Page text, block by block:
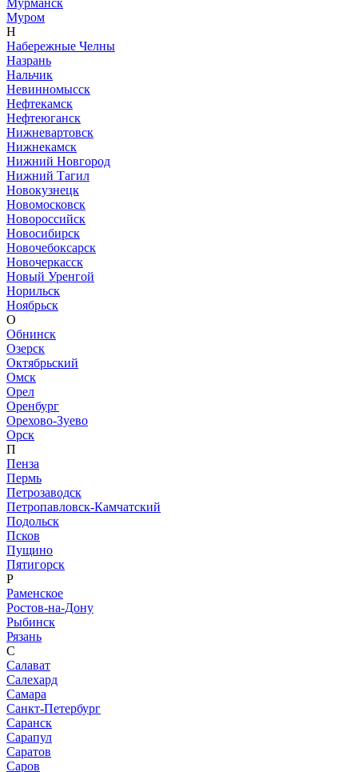
Мурманск
Муром
Н
Набережные Челны
Назрань
Нальчик
Невинномысск
Нефтекамск
Нефтеюганск
Нижневартовск
Нижнекамск
Нижний Новгород
Нижний Тагил
Новокузнецк
Новомосковск
Новороссийск
Новосибирск
Новочебоксарск
Новочеркасск
Новый Уренгой
Норильск
Ноябрьск
О
Обнинск
Озерск
Октябрьский
Омск
Орел
Оренбург
Орехово-Зуево
Орск
П
Пенза
Пермь
Петрозаводск
Петропавловск-Камчатский
Подольск
Псков
Пущино
Пятигорск
Р
Раменское
Ростов-на-Дону
Рыбинск
Рязань
С
Салават
Салехард
Самара
Санкт-Петербург
Саранск
Сарапул
Саратов
Саров